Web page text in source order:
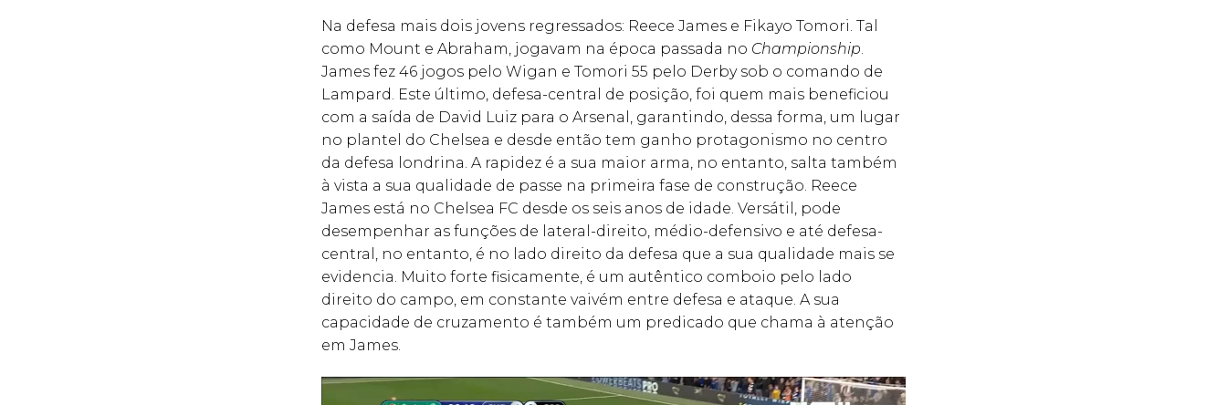
Na defesa mais dois jovens regressados: Reece James e Fikayo Tomori. Tal
como Mount e Abraham, jogavam na época passada no Championship
James fez 46 jogos pelo Wigan e Tomori 55 pelo Derby sob o comando de
Lampard. Este último, defesa-central de posição, foi quem mais beneficiou
com a saída de David Luiz para o Arsenal, garantindo, dessa forma, um lugar
no plantel do Chelsea e desde então tem ganho protagonismo no centro
da defesa londrina. A rapidez é a sua maior arma, no entanto, salta também
à vista a sua qualidade de passe na primeira fase de construção. Reece
James está no Chelsea FC desde os seis anos de idade. Versátil, pode
desempenhar as funções de lateral-direito, médio-defensivo e até defesa-
central, no entanto, é no lado direito da defesa que a sua qualidade mais se
evidencia. Muito forte fisicamente, é um autêntico comboio pelo lado
direito do campo, em constante vaivém entre defesa e ataque. A sua
capacidade de cruzamento é também um predicado que chama à atenção
em James.